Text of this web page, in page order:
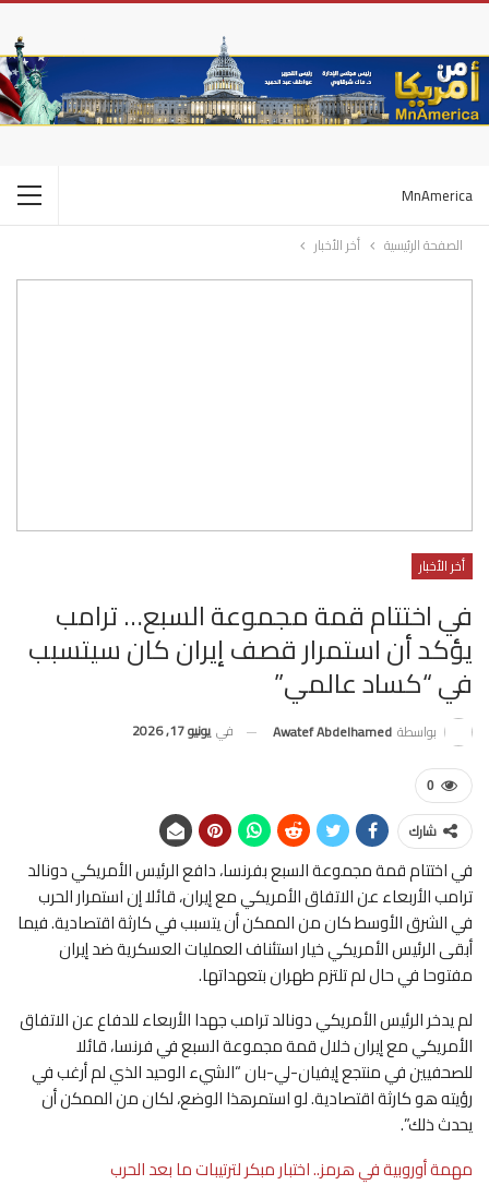
MnAmerica
الصفحة الرئيسية أخر الأخبار
أخر الأخبار
في اختتام قمة مجموعة السبع… ترامب
يؤكد أن استمرار قصف إيران كان سيتسبب
في “كساد عالمي”
بواسطة Awatef Abdelhamed في يونيو 17, 2026
0
شارك
في اختتام قمة مجموعة السبع بفرنسا، دافع الرئيس الأمريكي دونالد
ترامب ​الأربعاء عن الاتفاق الأمريكي مع إيران، قائلا إن استمرار الحرب ​
في الشرق الأوسط كان من الممكن أن يتسبب في كارثة اقتصادية. فيما
أبقى الرئيس الأمريكي خيار استئناف العمليات العسكرية ضد إيران
مفتوحا في حال لم تلتزم طهران بتعهداتها.
لم يدخر الرئيس الأمريكي دونالد ترامب جهدا ​الأربعاء للدفاع عن الاتفاق
الأمريكي مع إيران خلال قمة مجموعة السبع في فرنسا، قائلا
للصحفيين في منتجع إيفيان-لي-بان “الشيء الوحيد الذي لم أرغب في
رؤيته هو كارثة اقتصادية. لو استمرهذا الوضع، ​لكان من ‌الممكن أن
يحدث ذلك”.
مهمة أوروبية في هرمز.. اختبار مبكر لترتيبات ما بعد الحرب